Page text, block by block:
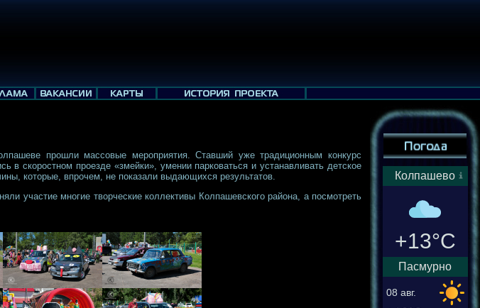
прошли массовые мероприятия. Ставший уже традиционным конкурс
в скоростном проезде «змейки», умении парковаться и устанавливать детское
которые, впрочем, не показали выдающихся результатов.
участие многие творческие коллективы Колпашевского района, а посмотреть
Колпашево
+13°C
Пасмурно
08 авг.